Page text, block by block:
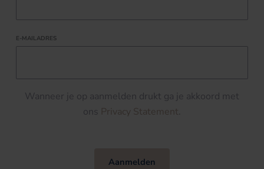
E-MAILADRES
Wanneer je op aanmelden drukt ga je akkoord met
ons Privacy Statement.
Aanmelden